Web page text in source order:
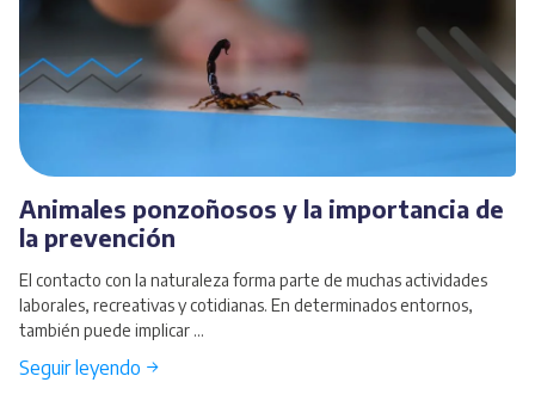
Animales ponzoñosos y la importancia de
la prevención
El contacto con la naturaleza forma parte de muchas actividades
laborales, recreativas y cotidianas. En determinados entornos,
también puede implicar ...
Seguir leyendo →